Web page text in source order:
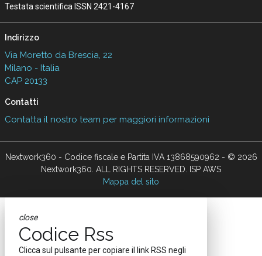
Testata scientifica ISSN 2421-4167
Indirizzo
Via Moretto da Brescia, 22
Milano - Italia
CAP 20133
Contatti
Contatta il nostro team per maggiori informazioni
Nextwork360 - Codice fiscale e Partita IVA 13868590962 - © 2026
Nextwork360. ALL RIGHTS RESERVED. ISP AWS
Mappa del sito
close
Codice Rss
Clicca sul pulsante per copiare il link RSS negli